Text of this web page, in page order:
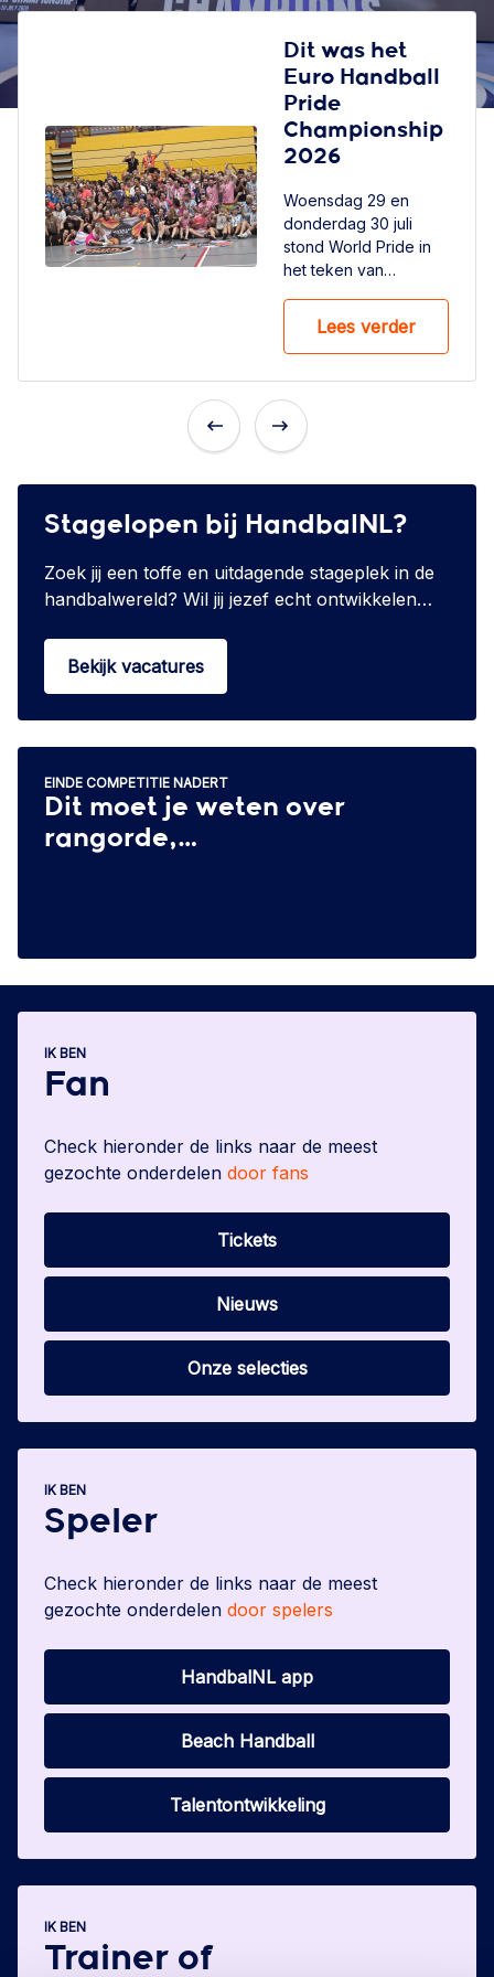
Dit was het
Euro Handball
Pride
Championship
2026
Woensdag 29 en
donderdag 30 juli
stond World Pride in
het teken van
Amsterdam kwamen
maar liefst 24 teams
landen in actie tijdens
het Euro Handball
Pride Championship
2026. Het was een
waarbij handbal de
was.
Lees verder
Stagelopen bij HandbalNL?
Zoek jij een toffe en uitdagende stageplek in de
handbalwereld? Wil jij jezef echt ontwikkelen
stageplekken aan. Bekijk ze en solliciteer direct!
Bekijk vacatures
EINDE COMPETITIE NADERT
Dit moet je weten over
rangorde,
IK BEN
Fan
Check hieronder de links naar de meest
gezochte onderdelen door fans
Tickets
Nieuws
Onze selecties
IK BEN
Speler
Check hieronder de links naar de meest
gezochte onderdelen door spelers
HandbalNL app
Beach Handball
Talentontwikkeling
IK BEN
Trainer of